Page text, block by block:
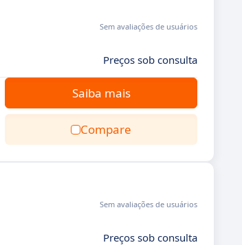
Sem avaliações de usuários
Preços sob consulta
Saiba mais
Compare
Sem avaliações de usuários
Preços sob consulta